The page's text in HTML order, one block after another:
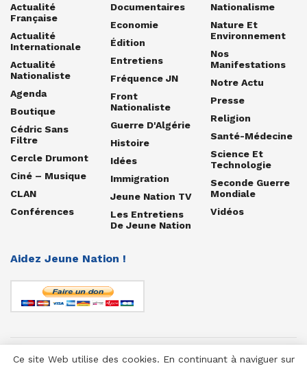
Actualité
Française
Actualité
Internationale
Actualité
Nationaliste
Agenda
Boutique
Cédric Sans
Filtre
Cercle Drumont
Ciné – Musique
CLAN
Conférences
Documentaires
Economie
Édition
Entretiens
Fréquence JN
Front
Nationaliste
Guerre D'Algérie
Histoire
Idées
Immigration
Jeune Nation TV
Les Entretiens
De Jeune Nation
Nationalisme
Nature Et
Environnement
Nos
Manifestations
Notre Actu
Presse
Religion
Santé-Médecine
Science Et
Technologie
Seconde Guerre
Mondiale
Vidéos
Aidez Jeune Nation !
Ce site Web utilise des cookies. En continuant à naviguer sur